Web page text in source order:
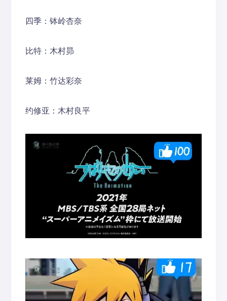
四季：钵岭杏奈
比特：木村昴
莱姆：竹达彩奈
约修亚：木村良平